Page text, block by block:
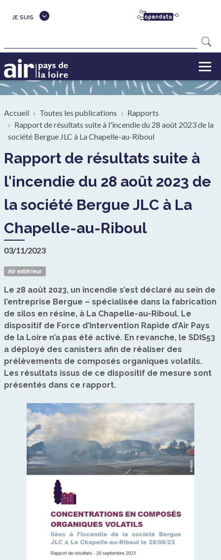
JE SUIS
Fil d'Ariane
Accueil Toutes les publications
Rapports
Rapport de résultats suite à l'incendie du 28 août 2023 de la
société Bergue JLC à La Chapelle-au-Riboul
Rapport de résultats suite à
l'incendie du 28 août 2023 de
la société Bergue JLC à La
Chapelle-au-Riboul
03/11/2023
Air extérieur
Le 28 août 2023, un incendie s’est déclaré au sein de
l’entreprise Bergue – spécialisée dans la fabrication
de silos en résine, à La Chapelle-au-Riboul. Le
dispositif de Force d’Intervention Rapide d’Air Pays
de la Loire n’a pas été activé. En revanche, le SDIS53
a déployé des canisters afin de réaliser des
prélèvements de composés organiques volatils.
Les résultats issus de ce dispositif de mesure sont
présentés dans ce rapport.